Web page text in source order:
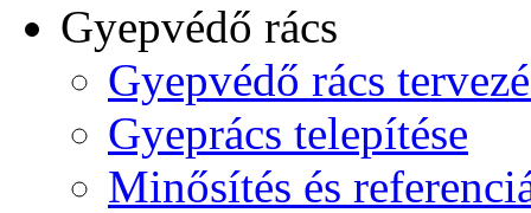
Gyepvédő rács
Gyepvédő rács
Gyeprács telepítése
Minősítés és